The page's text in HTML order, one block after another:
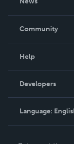
In The News
Community
Podcast
Help
Order Lookup
Knowledge Base
Contact Support
Developers
Language: